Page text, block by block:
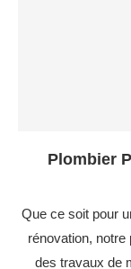
Plombier
Que ce soit pour
rénovation,
des travaux de